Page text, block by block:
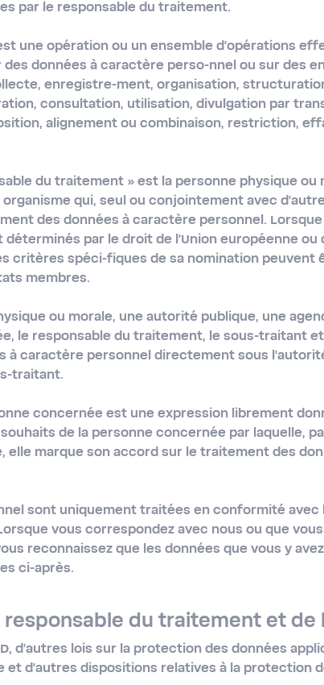
par le responsable du traitement.
une opération ou un ensemble d’opérations
données à caractère perso-nnel ou sur des
enregistre-ment, organisation,
consultation, utilisation, divulgation par
alignement ou combinaison, restriction,
du traitement » est la personne physique ou
qui, seul ou conjointement avec
des données à caractère personnel.
par le droit de l'Union européenne ou
critères spéci-fiques de sa nomination peuvent
membres.
ou morale, une autorité publique, une
le responsable du traitement, le sous-traitant
à caractère personnel directement sous
traitant.
concernée est une expression librement
de la personne concernée par laquelle,
elle marque son accord sur le traitement des
sont uniquement traitées en conformité avec
vous correspondez avec nous ou que
reconnaissez que les données que vous y
ci-après.
responsable du traitement et
d’autres lois sur la protection des données
et d'autres dispositions relatives à la protection